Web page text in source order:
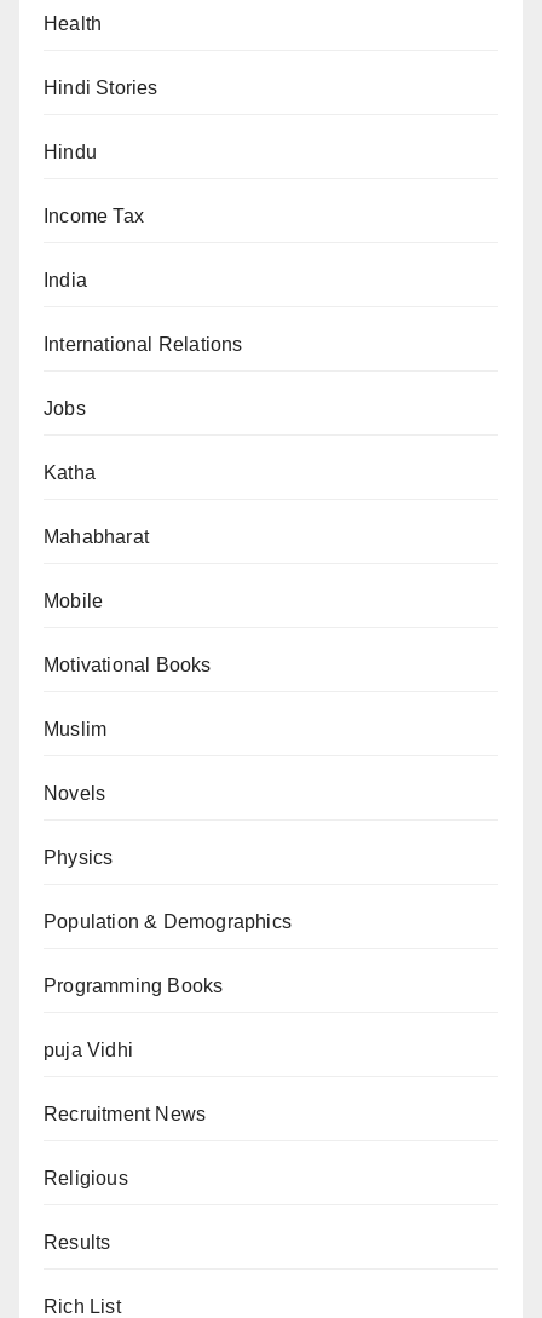
Health
Hindi Stories
Hindu
Income Tax
India
International Relations
Jobs
Katha
Mahabharat
Mobile
Motivational Books
Muslim
Novels
Physics
Population & Demographics
Programming Books
puja Vidhi
Recruitment News
Religious
Results
Rich List